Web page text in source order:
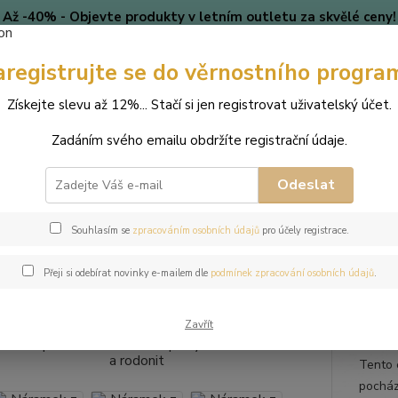
Až -40% - Objevte produkty v letním outletu za skvělé ceny!
🎄 VÁNOCE Blog
Hledat
(Po-
z přírodních kamenů a
Tento
se do věrnostního
Získejte slevu až 12%... Stačí si jen registrovat uživatelský účet.
Zadáním svého emailu obdržíte registrační údaje.
Odeslat
Souhlasím se zpracováním osobních údajůpro účely registrace.
Přeji si odebírat novinky e-mailem dle podmínek zpracování osobních údajů.
Zavřít